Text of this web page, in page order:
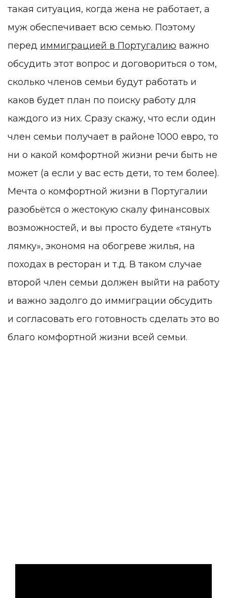
такая ситуация, когда жена не работает, а
муж обеспечивает всю семью. Поэтому
перед иммиграцией в Португалию важно
обсудить этот вопрос и договориться о том,
сколько членов семьи будут работать и
каков будет план по поиску работу для
каждого из них. Сразу скажу, что если один
член семьи получает в районе 1000 евро, то
ни о какой комфортной жизни речи быть не
может (а если у вас есть дети, то тем более).
Мечта о комфортной жизни в Португалии
разобьётся о жестокую скалу финансовых
возможностей, и вы просто будете «тянуть
лямку», экономя на обогреве жилья, на
походах в ресторан и т.д. В таком случае
второй член семьи должен выйти на работу
и важно задолго до иммиграции обсудить
и согласовать его готовность сделать это во
благо комфортной жизни всей семьи.